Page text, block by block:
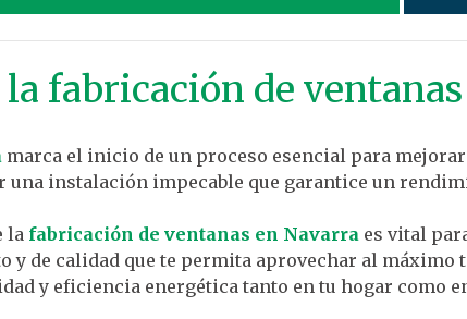
fabricación de
marca el inicio de un proceso esencial para
una instalación impecable que garantice un
la fabricación de ventanas en Navarra es vital
de calidad que te permita aprovechar al máximo
y eficiencia energética tanto en tu hogar como